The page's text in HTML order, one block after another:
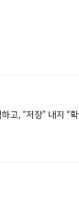
, “저장” 내지 “